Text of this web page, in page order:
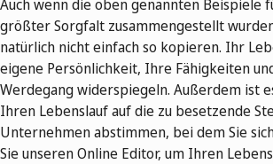
Auch wenn die oben genannten Beispiele
größter Sorgfalt zusammengestellt
natürlich nicht einfach so kopieren. Ihr
eigene Persönlichkeit, Ihre Fähigkeiten
Werdegang widerspiegeln. Außerdem ist
Ihren Lebenslauf auf die zu besetzende
Unternehmen abstimmen, bei dem Sie
Sie unseren Online Editor, um Ihren